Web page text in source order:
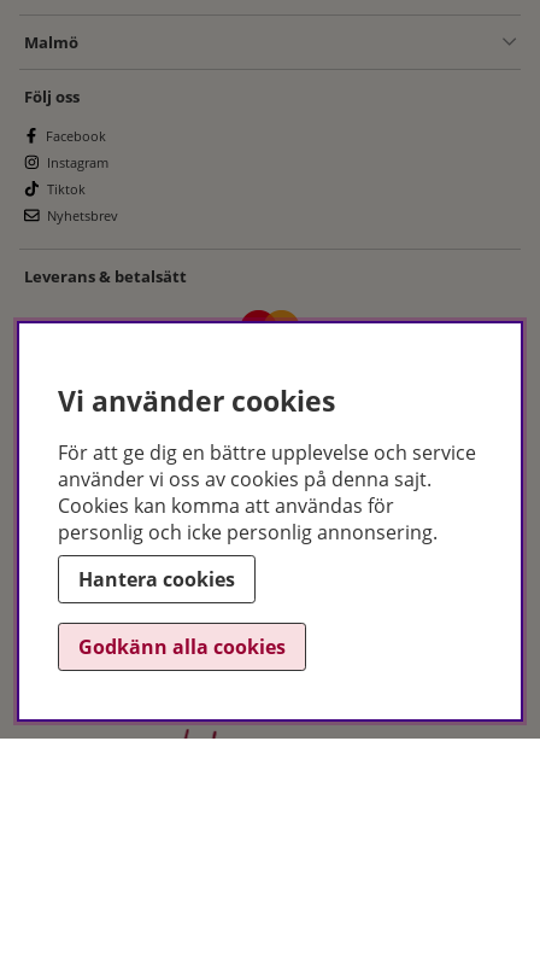
Malmö
Följ oss
Facebook
Instagram
Tiktok
Nyhetsbrev
Leverans & betalsätt
Certifikat
Vi använder cookies
För att ge dig en bättre upplevelse och service
använder vi oss av cookies på denna sajt.
Cookies kan komma att användas för
personlig och icke personlig annonsering.
Hantera cookies
Godkänn alla cookies